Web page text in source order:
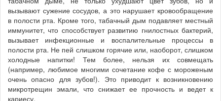
вызывают сужение сосудов, а это нарушает кровообращение
в полости рта. Кроме того, табачный дым подавляет местный
иммунитет, что способствует развитию гнилостных бактерий,
вызывает инфекционные и воспалительные процессы в
полости рта. Не пей слишком горячие или, наоборот, слишком
холодные напитки! Тем более, нельзя их совмещать
(например, любимое многими сочетание кофе с мороженым
очень опасно для зубов!). Это приводит к возникновению
микротрещин эмали, что снижает ее прочность и ведет к
кариесу.